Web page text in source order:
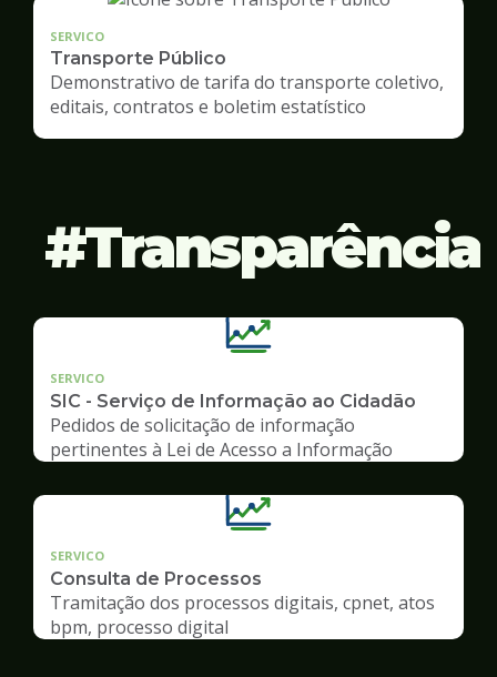
SERVICO
Transporte Público
Demonstrativo de tarifa do transporte coletivo,
editais, contratos e boletim estatístico
Transparência
SERVICO
SIC - Serviço de Informação ao Cidadão
Pedidos de solicitação de informação
pertinentes à Lei de Acesso a Informação
SERVICO
Consulta de Processos
Tramitação dos processos digitais, cpnet, atos
bpm, processo digital